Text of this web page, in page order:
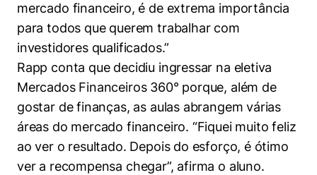
mercado financeiro, é de extrema importância
para todos que querem trabalhar com
investidores qualificados.”
Rapp conta que decidiu ingressar na eletiva
Mercados Financeiros 360° porque, além de
gostar de finanças, as aulas abrangem várias
áreas do mercado financeiro. “Fiquei muito feliz
ao ver o resultado. Depois do esforço, é ótimo
ver a recompensa chegar”, afirma o aluno.